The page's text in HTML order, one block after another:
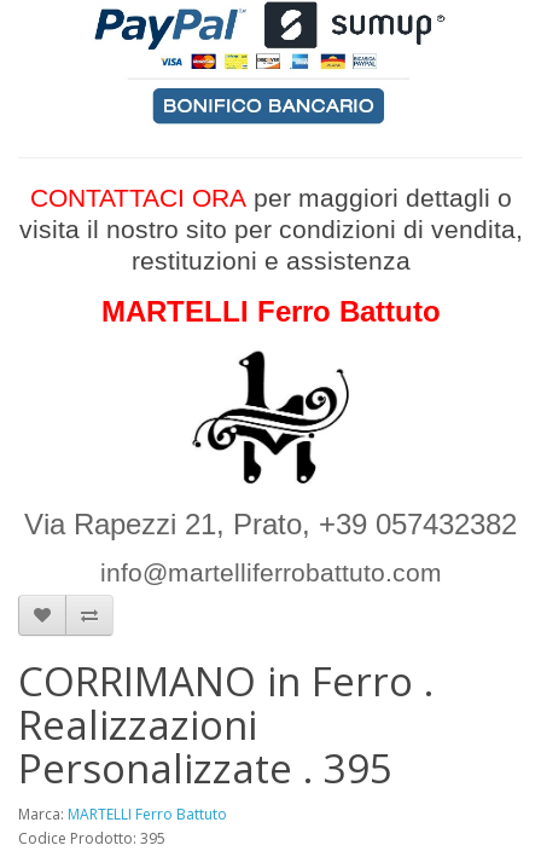
CONTATTACI ORAper maggiori dettagli o
visita il nostro sito per condizioni di vendita,
restituzioni e assistenza
MARTELLI Ferro Battuto
Via Rapezzi 21, Prato, +39 057432382
info@martelliferrobattuto.com
CORRIMANO in Ferro .
Realizzazioni
Personalizzate . 395
Marca: MARTELLI Ferro Battuto
Codice Prodotto: 395